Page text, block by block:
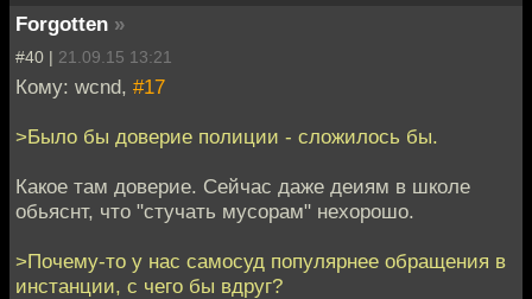
Forgotten »
#40 | 21.09.15 13:21
Кому: wcnd, #17
>Было бы доверие полиции - сложилось бы.
Какое там доверие. Сейчас даже деиям в школе
обьяснт, что "стучать мусорам" нехорошо.
>Почему-то у нас самосуд популярнее обращения в
инстанции, с чего бы вдруг?